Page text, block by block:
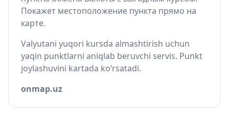
Покажет местоположение пункта прямо на
карте.
Valyutani yuqori kursda almashtirish uchun
yaqin punktlarni aniqlab beruvchi servis. Punkt
joylashuvini kartada ko‘rsatadi.
onmap.uz